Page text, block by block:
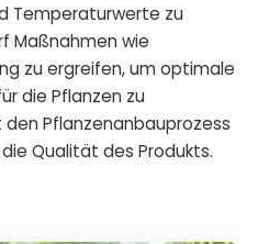
Temperaturwerte zu
Maßnahmen wie
zu ergreifen, um optimale
die Pflanzen zu
Pflanzenanbauprozess
Qualität des Produkts.